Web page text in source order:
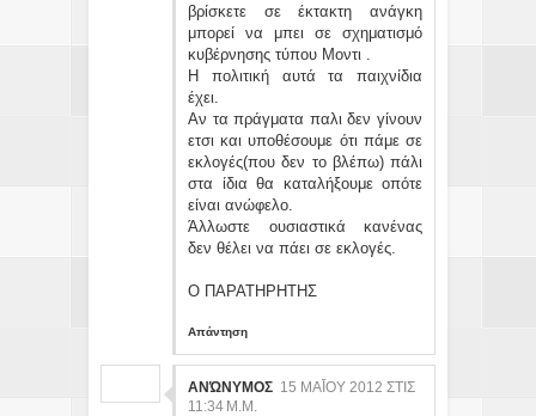
βρίσκετε σε έκτακτη ανάγκη
μπορεί να μπει σε σχηματισμό
κυβέρνησης τύπου Μοντι .
Η πολιτική αυτά τα παιχνίδια
έχει.
Αν τα πράγματα παλι δεν γίνουν
ετσι και υποθέσουμε ότι πάμε σε
εκλογές(που δεν το βλέπω) πάλι
στα ίδια θα καταλήξουμε οπότε
είναι ανώφελο.
Άλλωστε ουσιαστικά κανένας
δεν θέλει να πάει σε εκλογές.
Ο ΠΑΡΑΤΗΡΗΤΗΣ
Απάντηση
ΑΝΏΝΥΜΟΣ 15 ΜΑΪ́ΟΥ 2012 ΣΤΙΣ 11
:34 Μ.Μ.